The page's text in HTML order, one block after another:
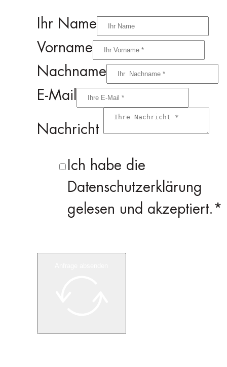
Ihr Name
Vorname
Nachname
E-Mail
Nachricht
Ich habe die
Datenschutzerklärung
gelesen und akzeptiert.*